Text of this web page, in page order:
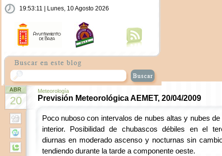
19:53:12 | Lunes, 10 Agosto 2026
ABR
20
Meteorología
Previsión Meteorológica AEMET, 20/04/2009
Poco nuboso con intervalos de nubes altas y nubes
interior. Posibilidad de chubascos débiles en el
diurnas en moderado ascenso y nocturnas sin
tendiendo durante la tarde a componente oeste.